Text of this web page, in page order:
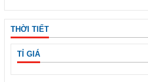
THỜI TIẾT
TỈ GIÁ